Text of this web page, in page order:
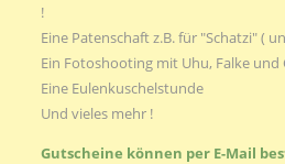
!
Eine Patenschaft z.B. für "Schatzi" (
Ein Fotoshooting mit Uhu, Falke und
Eine Eulenkuschelstunde
Und vieles mehr !
Gutscheine können per E-Mail